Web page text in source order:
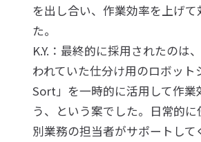
を出し合い、作業効率を上げて
た。
K.Y.：最終的に採用されたのは
われていた仕分け用のロボット
Sort」を一時的に活用して作業
う、という案でした。日常的に
別業務の担当者がサポートして